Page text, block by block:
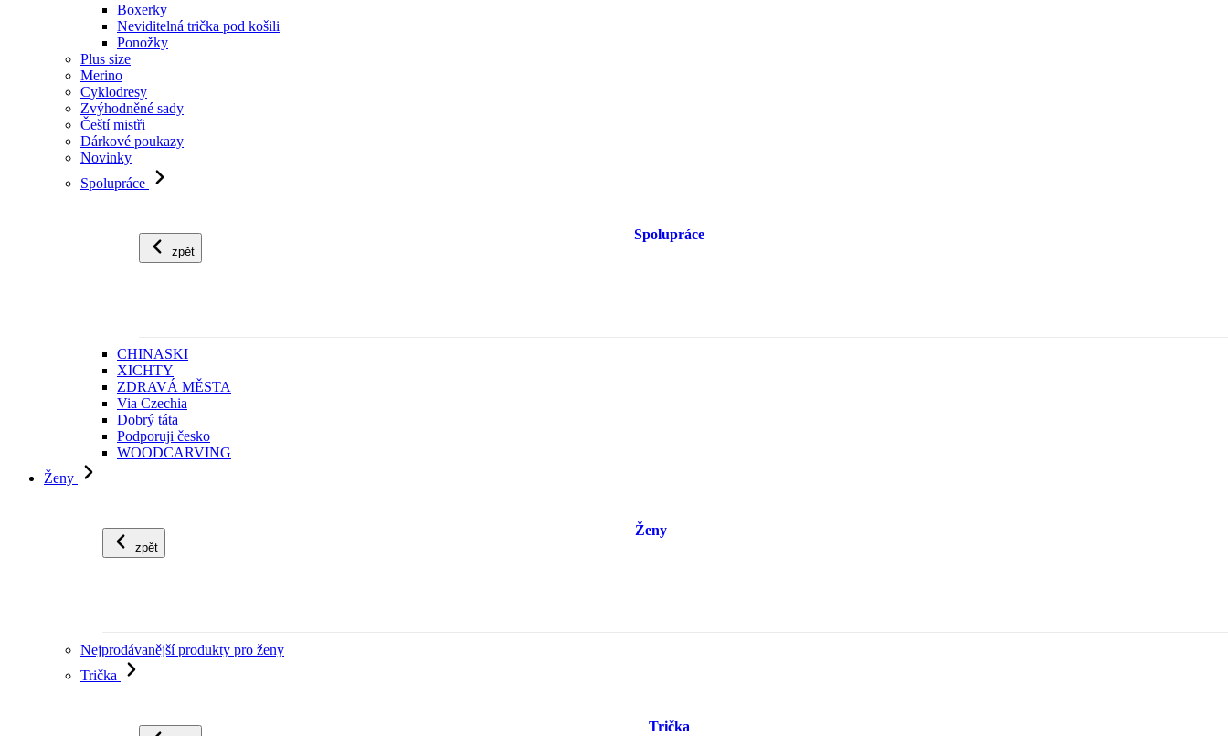
Boxerky
Neviditelná trička pod košili
Ponožky
Plus size
Merino
Cyklodresy
Zvýhodněné sady
Čeští mistři
Dárkové poukazy
Novinky
Spolupráce
zpět
Spolupráce
CHINASKI
XICHTY
ZDRAVÁ MĚSTA
Via Czechia
Dobrý táta
Podporuji česko
WOODCARVING
Ženy
zpět
Ženy
Nejprodávanější produkty pro ženy
Trička
Trička